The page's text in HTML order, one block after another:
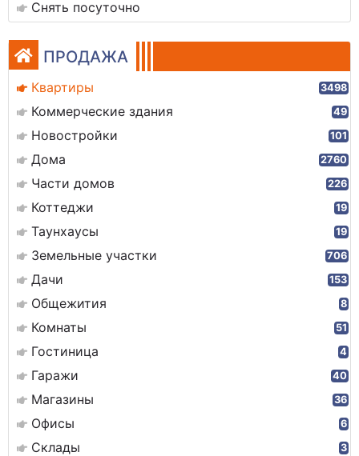
Снять посуточно
ПРОДАЖА
Квартиры 3498
Коммерческие здания 49
Новостройки 101
Дома 2760
Части домов 226
Коттеджи 19
Таунхаусы 19
Земельные участки 706
Дачи 153
Общежития 8
Комнаты 51
Гостиница 4
Гаражи 40
Магазины 36
Офисы 6
Склады 3